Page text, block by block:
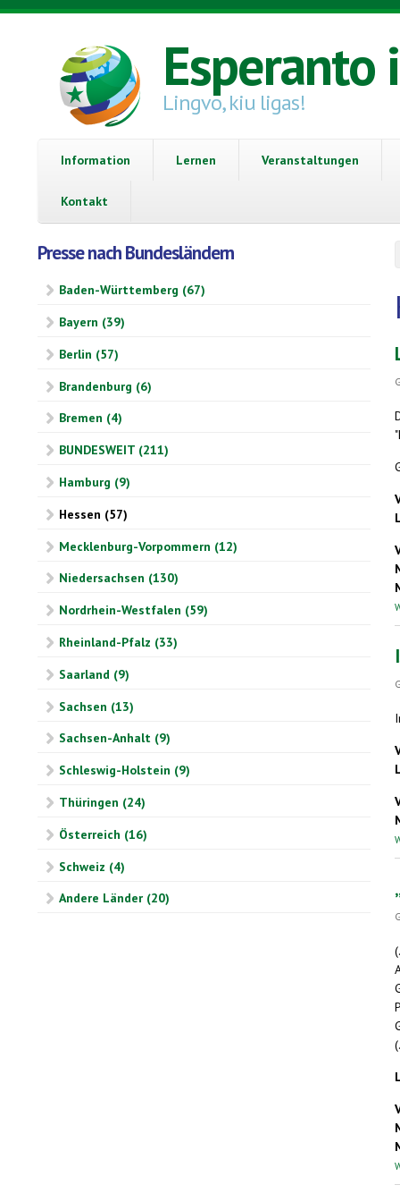
Direkt zum Inhalt
Esperanto
Lingvo, kiu ligas!
Information Lernen Veranstaltungen
Kontakt
Presse nach Bundesländern
Baden-Württemberg (67)
Bayern (39)
Berlin (57)
Brandenburg (6)
Bremen (4)
BUNDESWEIT (211)
Hamburg (9)
Hessen (57)
Mecklenburg-Vorpommern (12)
Niedersachsen (130)
Nordrhein-Westfalen (59)
Rheinland-Pfalz (33)
Saarland (9)
Sachsen (13)
Sachsen-Anhalt (9)
Schleswig-Holstein (9)
Thüringen (24)
Österreich (16)
Schweiz (4)
Andere Länder (20)